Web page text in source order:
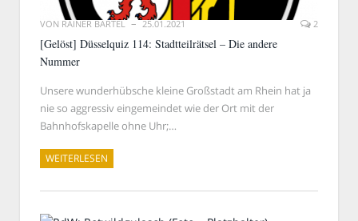
VON RAINER BARTEL 25.01.2021 2
[Gelöst] Düsselquiz 114: Stadtteilrätsel – Die andere
Nummer
Unsere wunderhübsche kleine Großstadt am Rhein hat ja
nie so aggressiv eingemeindet wie der Ort mit der
Bahnhofskapelle ohne Uhr;…
WEITERLESEN